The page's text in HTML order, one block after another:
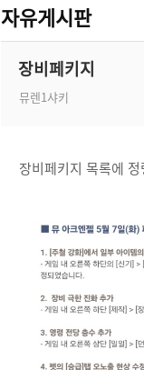
자유게시판
장비페키지
뮤렌1샤키
장비페키지 목록에